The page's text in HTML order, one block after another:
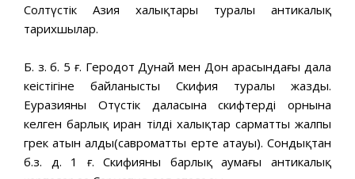
Солтүстік Азия халықтары туралы антикалық
тарихшылар.
Б. з. б. 5 ғ. Геродот Дунай мен Дон арасындағы дала
кеңістігіне байланысты Скифия туралы жазды.
Еуразияның Оңтүстік даласына скифтердің орнына
келген барлық иран тілді халықтар сарматтың жалпы
грек атын алды(савроматтың ерте атауы). Сондықтан
б.з. д. 1 ғ. Скифияның барлық аумағы антикалық